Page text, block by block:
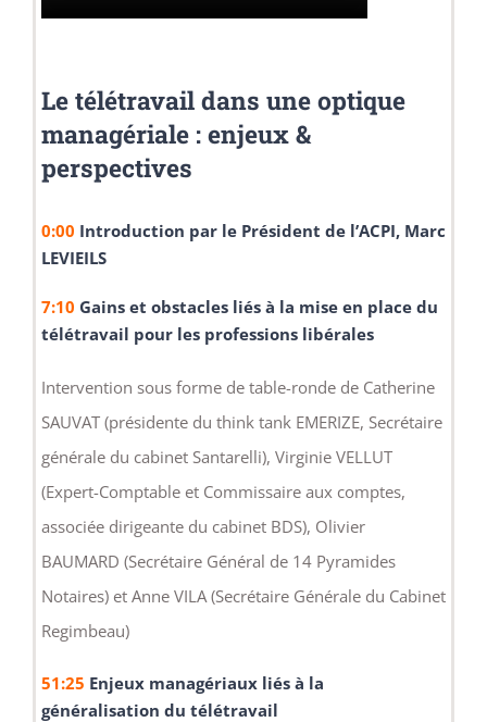
Le télétravail dans une optique
managériale : enjeux &
perspectives
0:00 Introduction par le Président de l’ACPI, Marc
LEVIEILS
7:10 Gains et obstacles liés à la mise en place du
télétravail pour les professions libérales
Intervention sous forme de table-ronde de Catherine
SAUVAT (présidente du think tank EMERIZE, Secrétaire
générale du cabinet Santarelli), Virginie VELLUT
(Expert-Comptable et Commissaire aux comptes,
associée dirigeante du cabinet BDS), Olivier
BAUMARD (Secrétaire Général de 14 Pyramides
Notaires) et Anne VILA (Secrétaire Générale du Cabinet
Regimbeau)
51:25 Enjeux managériaux liés à la
généralisation du télétravail